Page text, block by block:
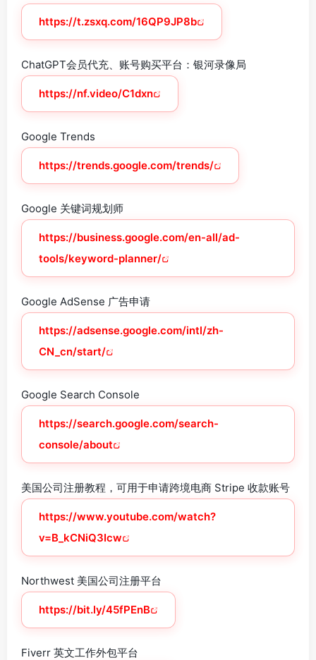
https://t.zsxq.com/16QP9JP8b
ChatGPT会员代充、账号购买平台：银河录像局
https://nf.video/C1dxn
Google Trends
https://trends.google.com/trends/
Google 关键词规划师
https://business.google.com/en-all/ad-
tools/keyword-planner/
Google AdSense 广告申请
https://adsense.google.com/intl/zh-
CN_cn/start/
Google Search Console
https://search.google.com/search-
console/about
美国公司注册教程，可用于申请跨境电商 Stripe 收款账号
https://www.youtube.com/watch?
v=B_kCNiQ3Icw
Northwest 美国公司注册平台
https://bit.ly/45fPEnB
Fiverr 英文工作外包平台